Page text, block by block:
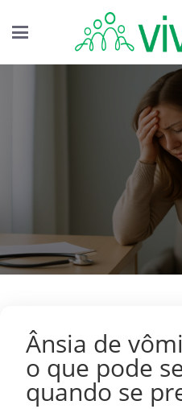
Ânsia de
o que pode
quando se